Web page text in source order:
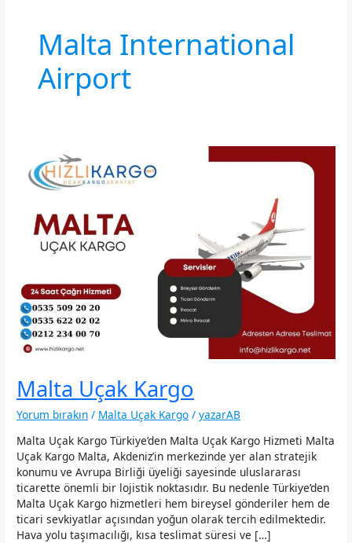
Malta International
Airport
Malta Uçak Kargo
Yorum bırakın / Malta Uçak Kargo /yazarAB
Malta Uçak Kargo Türkiye’den Malta Uçak Kargo Hizmeti Malta
Uçak Kargo Malta, Akdeniz’in merkezinde yer alan stratejik
konumu ve Avrupa Birliği üyeliği sayesinde uluslararası
ticarette önemli bir lojistik noktasıdır. Bu nedenle Türkiye’den
Malta Uçak Kargo hizmetleri hem bireysel gönderiler hem de
ticari sevkiyatlar açısından yoğun olarak tercih edilmektedir.
Hava yolu taşımacılığı, kısa teslimat süresi ve […]